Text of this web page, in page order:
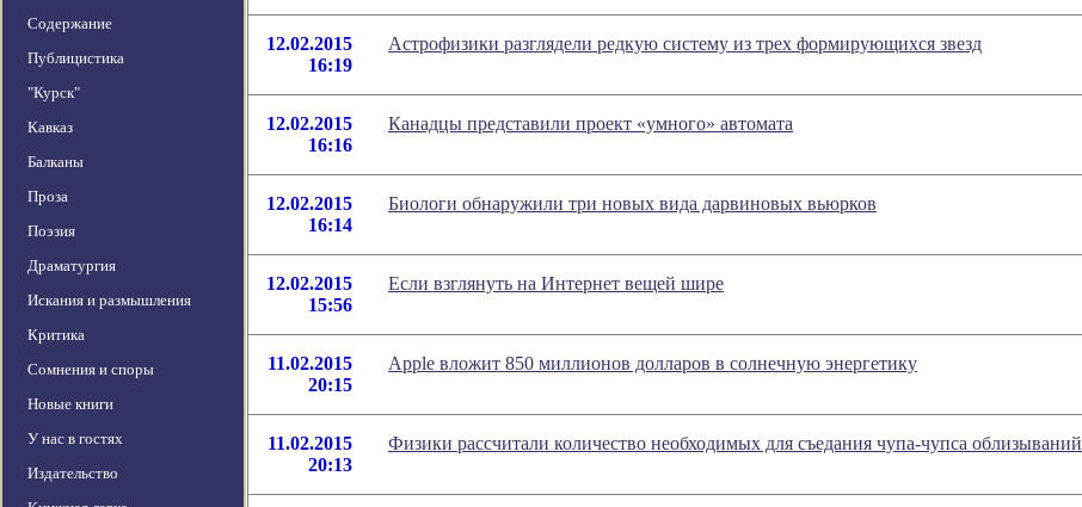
Содержание
Публицистика
"Курск"
Кавказ
Балканы
Проза
Поэзия
Драматургия
Искания и размышления
Критика
Сомнения и споры
Новые книги
У нас в гостях
Издательство
12.02.2015
16:19
Астрофизики разглядели редкую систему из трех формирующихся звезд
12.02.2015
16:16
Канадцы представили проект «умного» автомата
12.02.2015
16:14
Биологи обнаружили три новых вида дарвиновых вьюрков
12.02.2015
15:56
Если взглянуть на Интернет вещей шире
11.02.2015
20:15
Apple вложит 850 миллионов долларов в солнечную энергетику
11.02.2015
20:13
Физики рассчитали количество необходимых для съедания чупа-чупса облизываний